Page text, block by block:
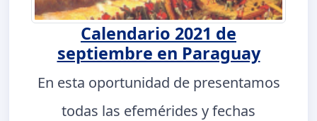
Calendario 2021 de
septiembre en Paraguay
En esta oportunidad de presentamos
todas las efemérides y fechas